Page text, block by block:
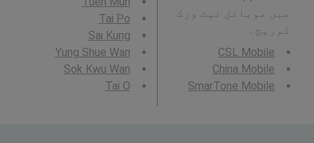
میں موبائل نیٹ ورک
کوریج۔
CSL Mobile
China Mobile
SmarTone Mobile
Tai Po
Sai Kung
Yung Shue Wan
Sok Kwu Wan
Tai O